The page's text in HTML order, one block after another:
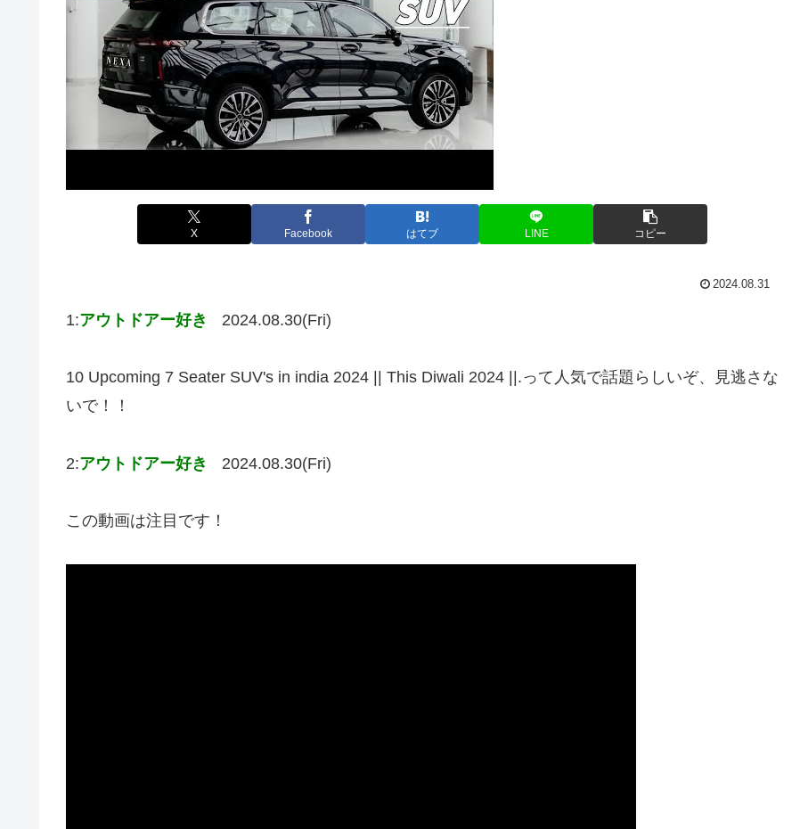
X Facebook はてブ LINE コピー
2024.08.31
1:アウトドアー好き 2024.08.30(Fri)
10 Upcoming 7 Seater SUV's in india 2024 || This Diwali 2024 ||.って人気で話題らしいぞ、見逃さな
いで！！
2:アウトドアー好き 2024.08.30(Fri)
この動画は注目です！